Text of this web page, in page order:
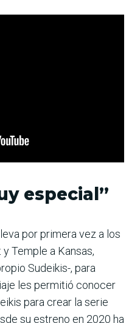
especial”
por primera vez a los
Temple a Kansas,
Sudeikis-, para
les permitió conocer
para crear la serie
su estreno en 2020 ha